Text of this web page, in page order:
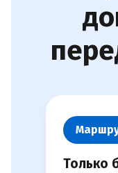
Только